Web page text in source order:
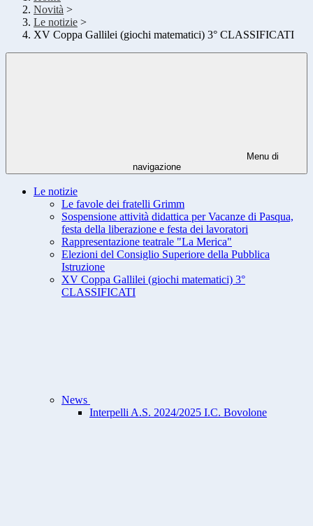
Novità >
Le notizie >
XV Coppa Gallilei (giochi matematici) 3° CLASSIFICATI
Menu di
navigazione
Le notizie
Le favole dei fratelli Grimm
Sospensione attività didattica per Vacanze di Pasqua,
festa della liberazione e festa dei lavoratori
Rappresentazione teatrale "La Merica"
Elezioni del Consiglio Superiore della Pubblica
Istruzione
XV Coppa Gallilei (giochi matematici) 3°
CLASSIFICATI
News
Interpelli A.S. 2024/2025 I.C. Bovolone